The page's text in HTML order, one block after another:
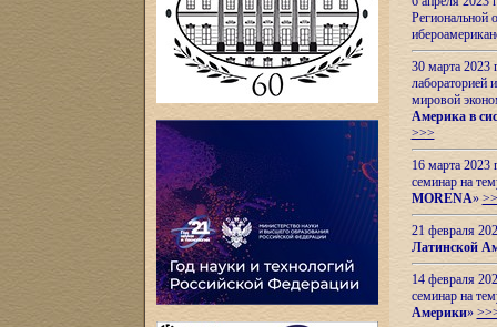
Региональной
30 марта 2023
лабораторией
мировой
Америка в
>>>
16 марта 2023
семинар на
MORENA»
21 февраля
Латинской
14 февраля
семинар на
Америки»